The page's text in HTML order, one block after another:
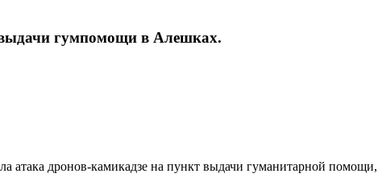
гумпомощи в Алешках.
дронов-камикадзе на пункт выдачи гуманитарной